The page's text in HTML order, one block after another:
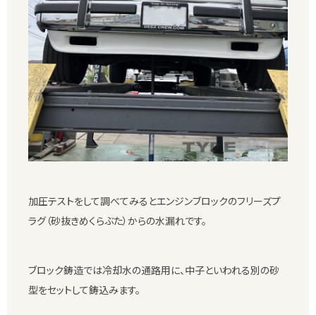
加圧テストをして調べてみるとエンジンブロックのフリーズプ
ラグ（砂抜きめくらぶた）からの水漏れです。
ブロック鋳造では冷却水の通路用に、中子といわれる別の砂
型をセットして鋳込みます。